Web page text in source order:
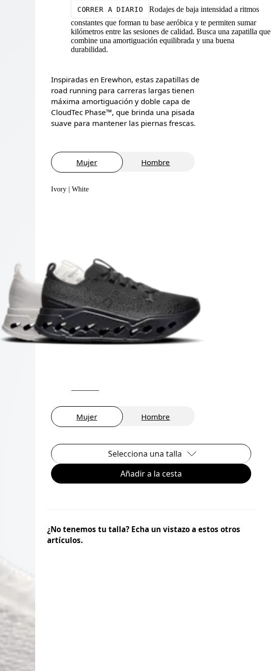
CORRER A DIARIO
Rodajes de baja intensidad a ritmos
constantes que forman tu base aeróbica y te permiten sumar
kilómetros entre las sesiones de calidad. Busca una zapatilla que
combine una amortiguación equilibrada y una buena
durabilidad.
Inspiradas en Erewhon, estas zapatillas de
road running para carreras largas tienen
máxima amortiguación y doble capa de
CloudTec Phase™, que brinda una pisada
suave para mantener las piernas frescas.
Mujer Hombre
Ivory | White
Mujer Hombre
Selecciona una talla
Añadir a la cesta
¿No tenemos tu talla? Echa un vistazo a estos otros
artículos.